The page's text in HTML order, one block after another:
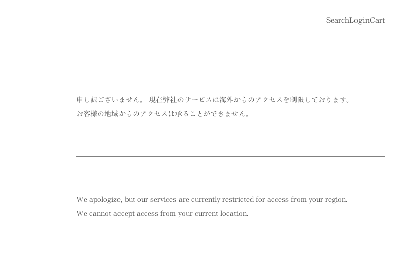
SearchLoginCart
申し訳ございません。 現在弊社のサービスは海外からのアクセスを制限しております。
お客様の地域からのアクセスは承ることができません。
We apologize, but our services are currently restricted for access from your region.
We cannot accept access from your current location.